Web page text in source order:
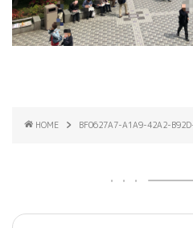
HOME BF0627A7-A1A9-42A2-